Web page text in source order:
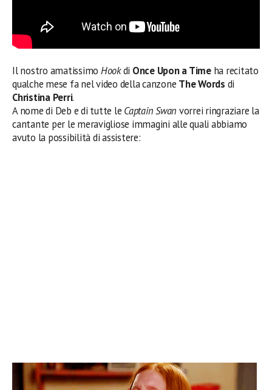
Il nostro amatissimo Hookdi Once Upon a Timeha recitato
qualche mese fa nel video della canzone The Words di
Christina Perri.
A nome di Deb e di tutte le Captain Swan vorrei ringraziare la
cantante per le meravigliose immagini alle quali abbiamo
avuto la possibilità di assistere: